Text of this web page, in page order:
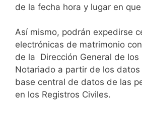
de la fecha hora y lugar en
Así mismo, podrán expedirse
electrónicas de matrimonio
de la Dirección General de los
Notariado a partir de los
base central de datos de las
en los Registros Civiles.